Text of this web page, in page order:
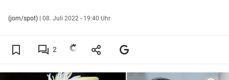
(jom/spot) | 08. Juli 2022 - 19:40 Uhr
2